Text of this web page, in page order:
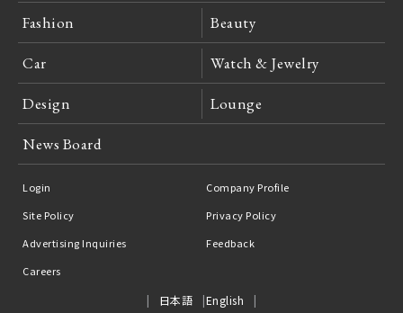
Fashion Beauty
Car Watch & Jewelry
Design Lounge
News Board
Login
Company Profile
Site Policy
Privacy Policy
Advertising Inquiries
Feedback
Careers
日本語 English